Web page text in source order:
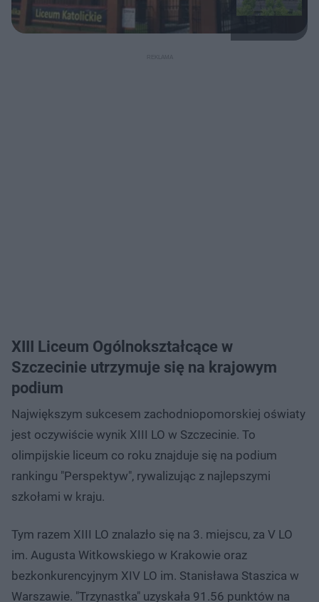
XIII Liceum Ogólnokształcące w
Szczecinie utrzymuje się na krajowym
podium
Największym sukcesem zachodniopomorskiej oświaty
jest oczywiście wynik XIII LO w Szczecinie. To
olimpijskie liceum co roku znajduje się na podium
rankingu "Perspektyw", rywalizując z najlepszymi
szkołami w kraju.
Tym razem XIII LO znalazło się na 3. miejscu, za V LO
im. Augusta Witkowskiego w Krakowie oraz
bezkonkurencyjnym XIV LO im. Stanisława Staszica w
Warszawie. "Trzynastka" uzyskała 91.56 punktów na